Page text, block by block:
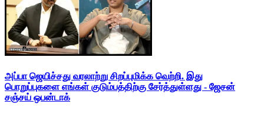
அப்பா ஜெயிச்சது வரலாற்று சிறப்புமிக்க வெற்றி. இது
பொறுப்புகளை எங்கள் குடும்பத்திற்கு சேர்த்துள்ளது - ஜேசன்
சஞ்சய் ஒபன்டாக்